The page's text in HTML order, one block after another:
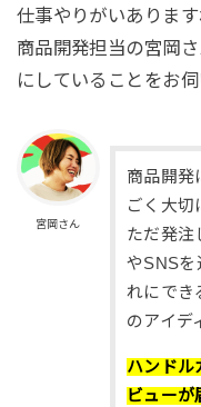
仕事やりがいありま
商品開発担当の宮岡
にしていることをお伺
宮岡さん
商品開発
ごく大切
ただ発注
やSNSを
れにでき
のアイデ
ハンドル
ビューが